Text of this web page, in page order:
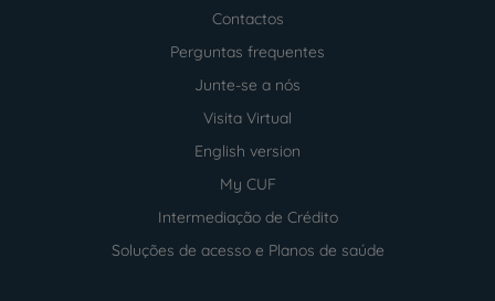
Contactos
Perguntas frequentes
Junte-se a nós
Visita Virtual
English version
My CUF
Intermediação de Crédito
Soluções de acesso e Planos de saúde